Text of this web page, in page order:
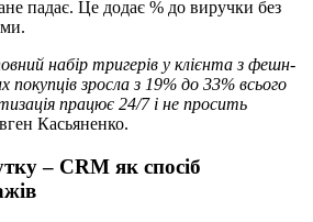
падає. Це додає % до виручки без
набір тригерів у клієнта з фешн-
зросла з 19% до 33% всього
працює 24/7 і не просить
Касьяненко.
– CRM як спосіб